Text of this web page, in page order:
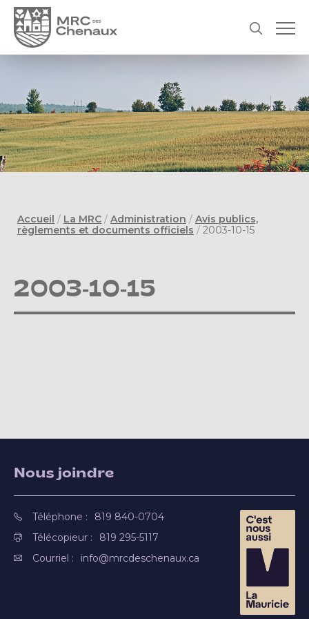
Accueil / La MRC / Administration / Avis publics,
règlements et documents officiels / 2003-10-15
2003-10-15
Nous joindre
Téléphone :
819 840-0704
Télécopieur :
819 295-5117
Courriel :
info@mrcdeschenaux.ca